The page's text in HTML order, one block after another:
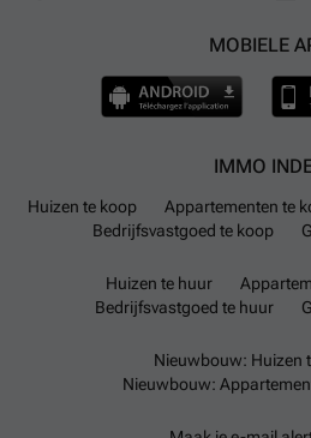
MOBIELE
IMMO
Huizen te koop Appartementen te
Bedrijfsvastgoed te koop
Huizen te huur
Bedrijfsvastgoed te huur
Nieuwbouw: Huizen
Nieuwbouw: